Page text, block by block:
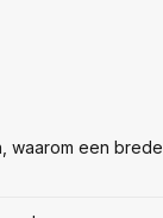
waarom een brede